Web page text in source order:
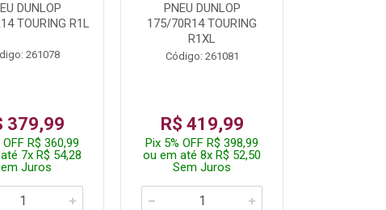
DUNLOP
TOURING R1L
261078
379,99
OFF R$ 360,99
7x R$ 54,28
Juros
PNEU DUNLOP
175/70R14 TOURING
R1XL
Código: 261081
R$ 419,99
Pix 5% OFF R$ 398,99
ou em até 8x R$ 52,50
Sem Juros